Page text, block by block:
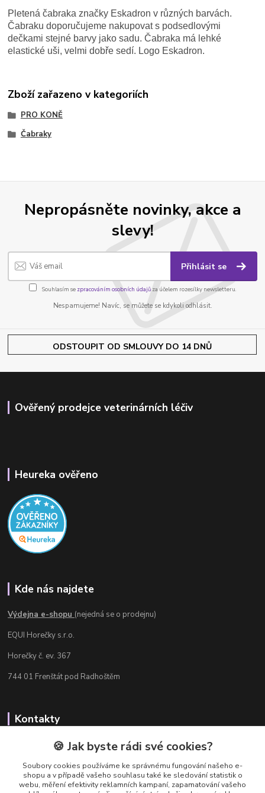
Pletená čabraka značky Eskadron v různých barvách.
Čabraku doporučujeme nakupovat s podsedlovými
dečkami stejné barvy jako sadu. Čabraka má lehké
elastické uši, velmi dobře sedí. Logo Eskadron.
Zboží zařazeno v kategoriích
PRO KONĚ
Čabraky
Nepropásněte novinky, akce a
slevy!
Přihlásit se
Souhlasím se zpracováním osobních údajůza účelem rozesílky newsletteru.
Nespamujeme! Navíc, se můžete se kdykoli odhlásit.
ODSTOUPIT OD SMLOUVY DO 14 DNŮ
Ověřený prodejce veterinárních léčiv
Heureka ověřeno
Kde nás najdete
Výdejna e-shopu (nejedná se o prodejnu)
EQUI Horečky s.r.o.
Horečky č. ev. 367
744 01 Frenštát pod Radhoštěm
Kontakty
Radka Chamrádová
+420 737 484 708
Výdejna e-shopu: Po-Ne, 8-20 hod.
info@equi-horecky.cz
🍪 Jak byste rádi své cookies?
Soubory cookies používáme ke správnému fungování našeho e-
shopu a v případě vašeho souhlasu také ke sledování statistik o
webu, měření efektivity reklamních kampaní, zapamatování vašeho